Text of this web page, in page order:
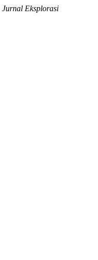
Jurnal Eksplorasi